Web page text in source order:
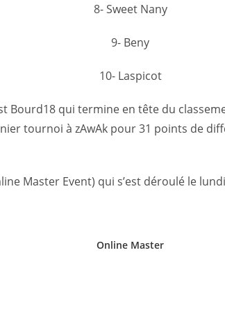
8- Sweet Nany
9- Beny
10- Laspicot
Bourd18 qui termine en tête du
tournoi à zAwAk pour 31 points de
Master Event) qui s’est déroulé le
Online Master